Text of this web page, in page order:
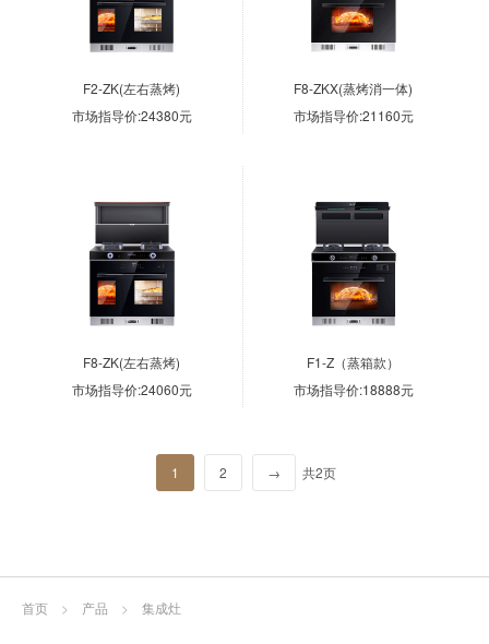
F2-ZK(左右蒸烤)
市场指导价:24380元
F8-ZKX(蒸烤消一体)
市场指导价:21160元
F8-ZK(左右蒸烤)
市场指导价:24060元
F1-Z（蒸箱款）
市场指导价:18888元
1 2 → 共2页
首页 > 产品 > 集成灶